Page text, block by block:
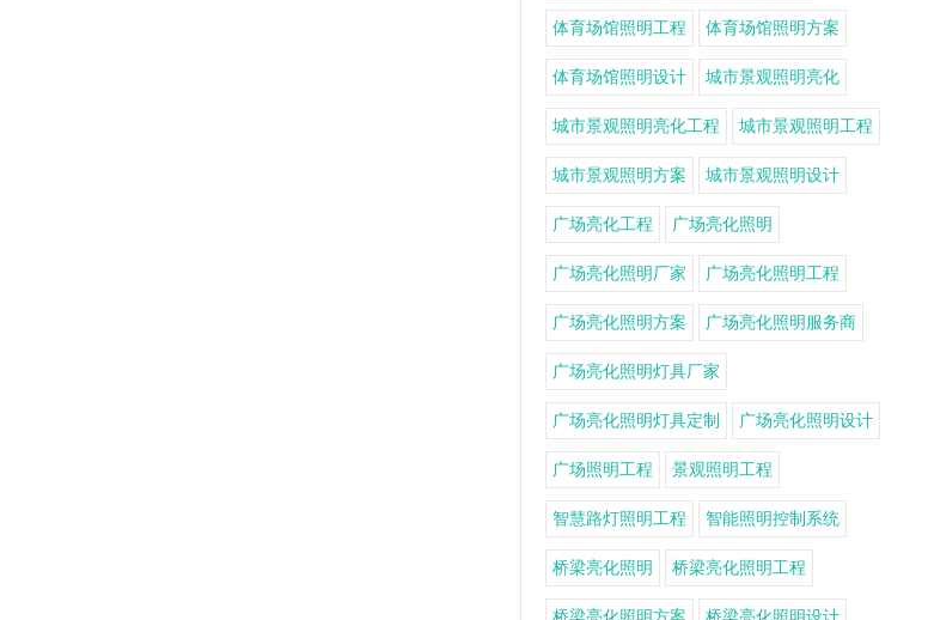
体育场馆照明工程 体育场馆照明方案
体育场馆照明设计 城市景观照明亮化
城市景观照明亮化工程 城市景观照明工程
城市景观照明方案 城市景观照明设计
广场亮化工程 广场亮化照明
广场亮化照明厂家 广场亮化照明工程
广场亮化照明方案 广场亮化照明服务商
广场亮化照明灯具厂家
广场亮化照明灯具定制 广场亮化照明设计
广场照明工程 景观照明工程
智慧路灯照明工程 智能照明控制系统
桥梁亮化照明 桥梁亮化照明工程